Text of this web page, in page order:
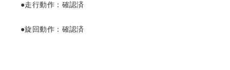
●走行動作：確認済
●旋回動作：確認済